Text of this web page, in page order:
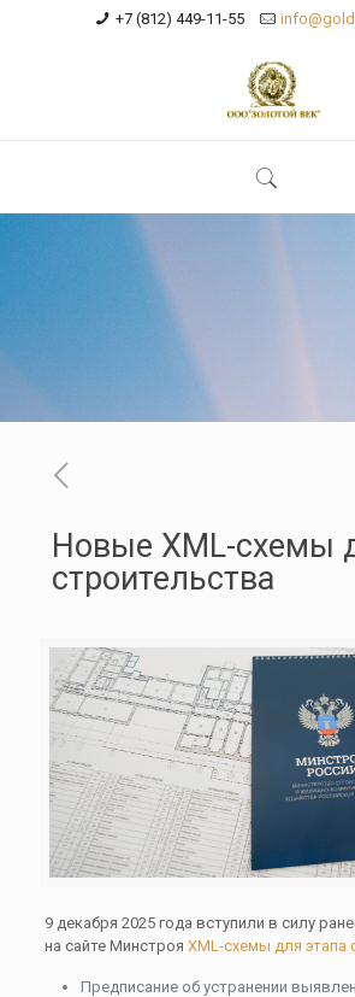
+7 (812) 449-11-55
Новые XML-схемы
строительства
9 декабря 2025 года вступили в силу
на сайте Минстроя XML-схемы для этапа
Предписание об устранении